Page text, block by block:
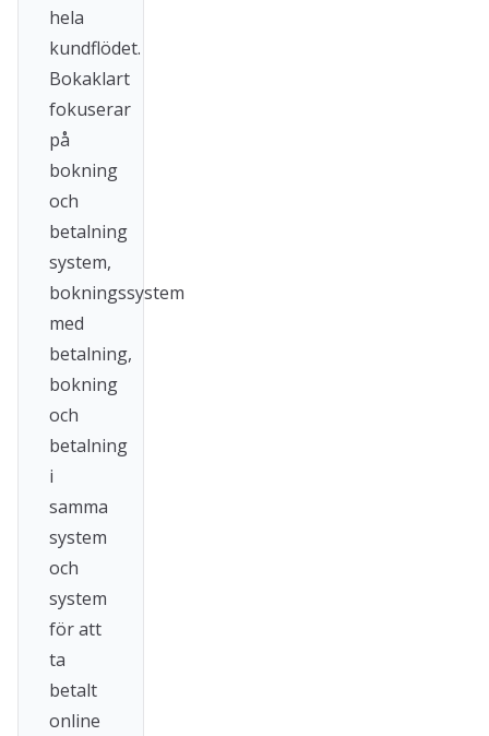
hela
kundflödet.
Bokaklart
fokuserar
på
bokning
och
betalning
system,
bokningssystem
med
betalning,
bokning
och
betalning
i
samma
system
och
system
för att
ta
betalt
online